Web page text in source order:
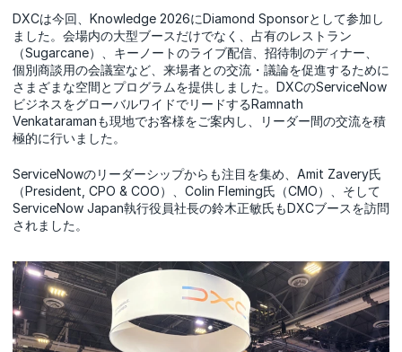
DXCは今回、Knowledge 2026にDiamond Sponsorとして参加し
ました。会場内の大型ブースだけでなく、占有のレストラン
（Sugarcane）、キーノートのライブ配信、招待制のディナー、
個別商談用の会議室など、来場者との交流・議論を促進するために
さまざまな空間とプログラムを提供しました。DXCのServiceNow
ビジネスをグローバルワイドでリードするRamnath
Venkataramanも現地でお客様をご案内し、リーダー間の交流を積
極的に行いました。
ServiceNowのリーダーシップからも注目を集め、Amit Zavery氏
（President, CPO & COO）、Colin Fleming氏（CMO）、そして
ServiceNow Japan執行役員社長の鈴木正敏氏もDXCブースを訪問
されました。